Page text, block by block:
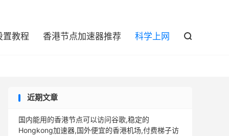
置教程 香港节点加速器推荐 科学上网 
近期文章
国内能用的香港节点可以访问谷歌,稳定的
Hongkong加速器,国外便宜的香港机场,付费梯子访